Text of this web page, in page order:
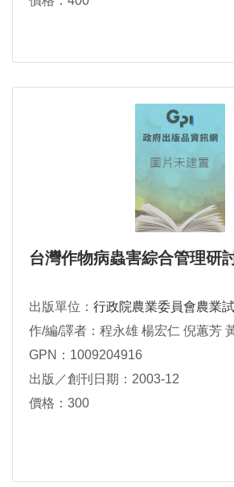
台灣作物病蟲害綜合管理研
出版單位： 行政院農業委員會農業
作/編/譯者：程永雄 楊宏仁 倪蕙芳
GPN：1009204916
出版／創刊日期：2003-12
價格：300